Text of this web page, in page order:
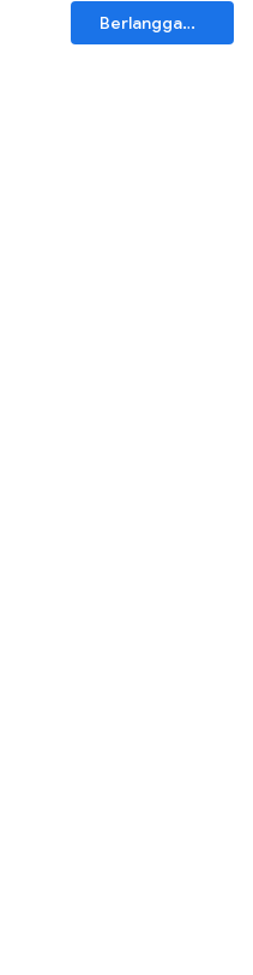
Berlangganan